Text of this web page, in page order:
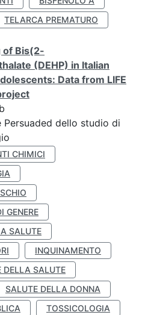
TELARCA PREMATURO
of Bis(2-
(DEHP) in Italian
Data from LIFE
Persuaded dello studio di
CHIMICI
GENERE
SALUTE
INQUINAMENTO
DELLA SALUTE
SALUTE DELLA DONNA
TOSSICOLOGIA